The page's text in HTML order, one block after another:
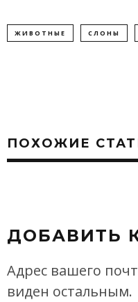
ЖИВОТНЫЕ СЛОНЫ
ПОХОЖИЕ
ДОБАВИТЬ
Адрес вашего
виден остальным.